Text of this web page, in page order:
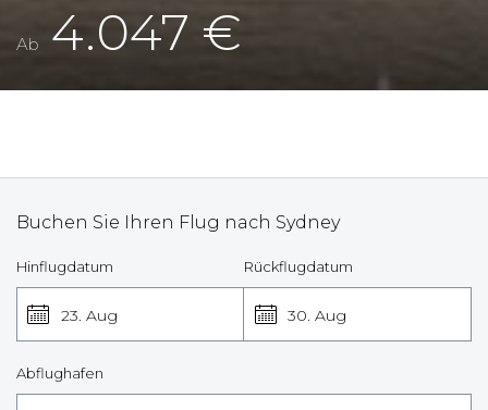
Ab 4.047 €
Buchen Sie Ihren Flug nach Sydney
Hinflugdatum
23. Aug
Rückflugdatum
30. Aug
Abflughafen